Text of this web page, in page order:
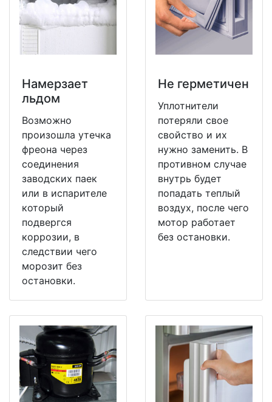
Намерзает
льдом
Возможно
произошла утечка
фреона через
соединения
заводских паек
или в испарителе
который
подвергся
коррозии, в
следствии чего
морозит без
остановки.
Не герметичен
Уплотнители
потеряли свое
свойство и их
нужно заменить. В
противном случае
внутрь будет
попадать теплый
воздух, после чего
мотор работает
без остановки.